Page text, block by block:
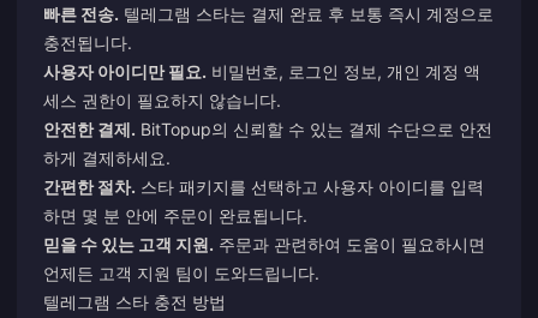
빠른 전송. 텔레그램 스타는 결제 완료 후 보통 즉시 계정으로
충전됩니다.
사용자 아이디만 필요. 비밀번호, 로그인 정보, 개인 계정 액
세스 권한이 필요하지 않습니다.
안전한 결제. BitTopup의 신뢰할 수 있는 결제 수단으로 안전
하게 결제하세요.
간편한 절차. 스타 패키지를 선택하고 사용자 아이디를 입력
하면 몇 분 안에 주문이 완료됩니다.
믿을 수 있는 고객 지원. 주문과 관련하여 도움이 필요하시면
언제든 고객 지원 팀이 도와드립니다.
텔레그램 스타 충전 방법